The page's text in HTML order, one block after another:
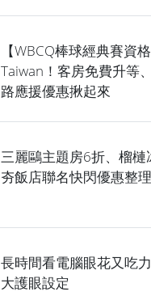
【WBCQ棒球經典賽資
Taiwan！客房免費升等
路應援優惠揪起來
三麗鷗主題房6折、榴
夯飯店聯名快閃優惠整理
長時間看電腦眼花又吃
大護眼設定